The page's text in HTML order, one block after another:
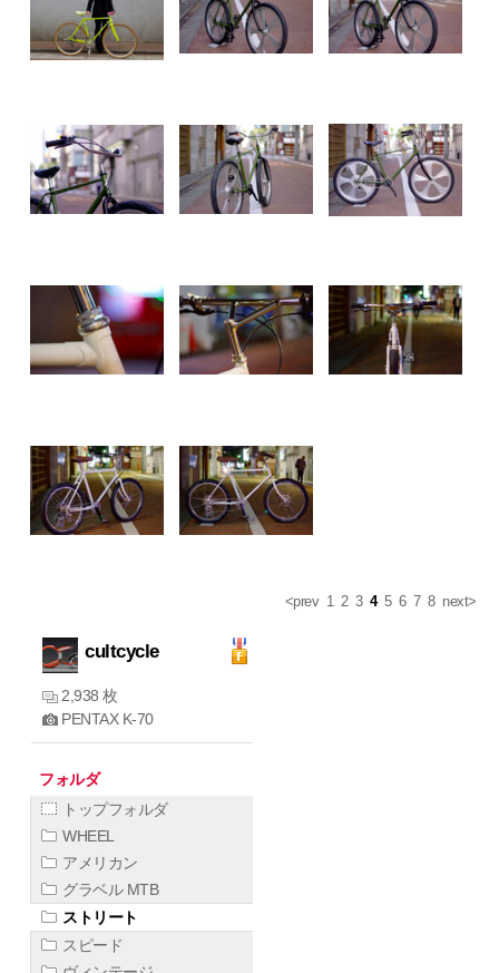
<prev 1 2 3 4 5 6 7 8 next>
cultcycle
2,938 枚
PENTAX K-70
フォルダ
トップフォルダ
WHEEL
アメリカン
グラベル MTB
ストリート
スピード